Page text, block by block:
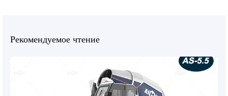
Рекомендуемое чтение